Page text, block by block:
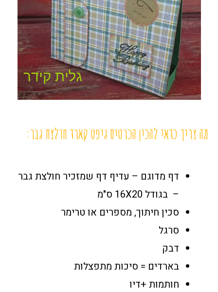
מה צריך כדאי להכין הכרטיס גיפט קארד חולצת גבר:
דף מדוגם – עדיף דף שמזכיר חולצת גבר
– בגודל 16X20 ס"מ
סכין חיתוך, מספרים או טרימר
סרגל
דבק
בארדים = סיכות מתפצלות
חותמות +דיו